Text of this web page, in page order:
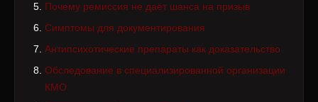
Почему ремиссия не даёт шанса на призыв
Симптомы для документирования
Антипсихотические препараты как доказательство
Обследование в специализированной организации
КМО